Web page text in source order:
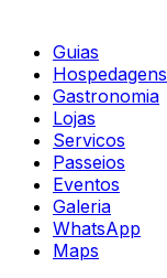
Guias
Hospedagens
Gastronomia
Lojas
Servicos
Passeios
Eventos
Galeria
WhatsApp
Maps